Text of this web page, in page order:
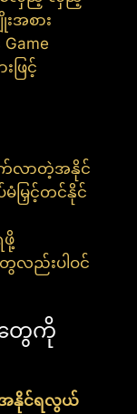
အစား
Game
ဖြင့်
က်လာတဲ့အနိုင်
မြှင့်တင်နိုင်
ဖို့
လည်းပါဝင်
တွေကို
နိုင်ရလွယ်